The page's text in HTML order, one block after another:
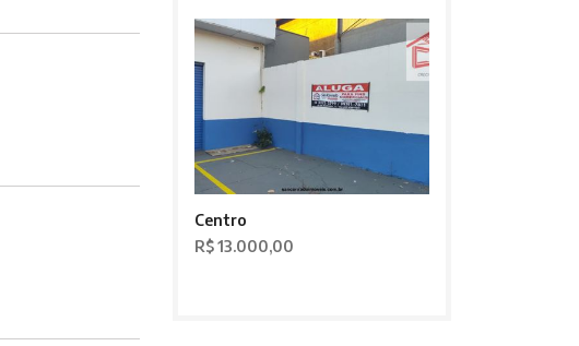
Centro
R$ 13.000,00